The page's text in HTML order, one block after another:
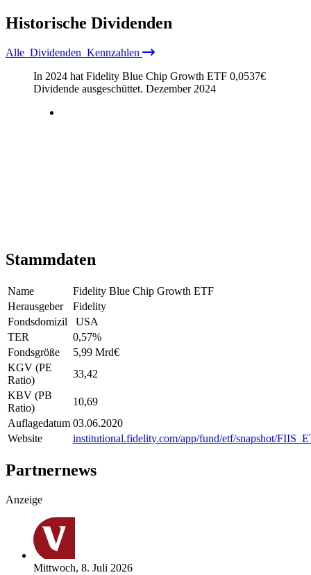
Historische Dividenden
Alle Dividenden Kennzahlen
In 2024 hat Fidelity Blue Chip Growth ETF 0,0537€
Dividende ausgeschüttet. Dezember 2024
Stammdaten
Name
Fidelity Blue Chip Growth ETF
Herausgeber
Fidelity
Fondsdomizil
USA
TER
0,57%
Fondsgröße
5,99 Mrd€
KGV (PE
Ratio)
33,42
KBV (PB
Ratio)
10,69
Auflagedatum 03.06.2020
Website
institutional.fidelity.com/app/fund/etf/snapshot/
Partnernews
Anzeige
Mittwoch, 8. Juli 2026